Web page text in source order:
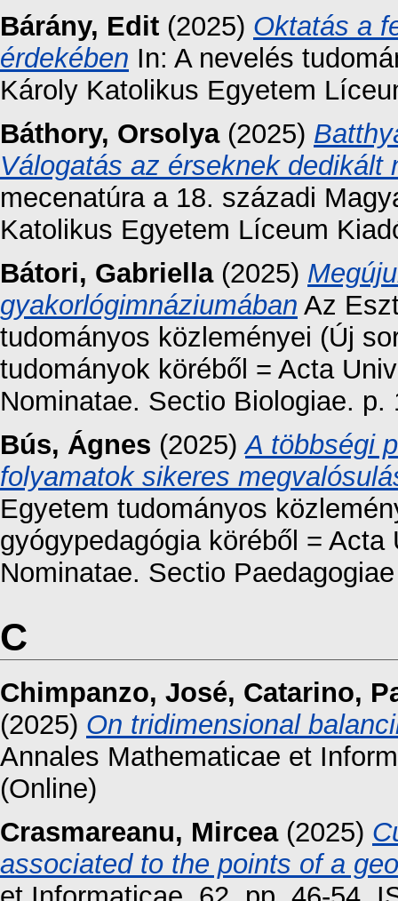
Bárány, Edit (2025) Oktatás a
érdekében In: A nevelés
Károly Katolikus Egyetem
Báthory, Orsolya(2025)
Válogatás az érseknek dedikált
mecenatúra a 18. századi
Katolikus Egyetem Líceum
Bátori, Gabriella(2025)
gyakorlógimnáziumában Az
tudományos közleményei (Új
tudományok köréből = Acta
Nominatae. Sectio Biologiae. p.
Bús, Ágnes (2025)A többségi
folyamatok sikeres
Egyetem tudományos
gyógypedagógia köréből =
Nominatae. Sectio
C
Chimpanzo, José, Catarino,
(2025) On tridimensional
Annales Mathematicae et
(Online)
Crasmareanu, Mircea(2025)
associated to the points of a